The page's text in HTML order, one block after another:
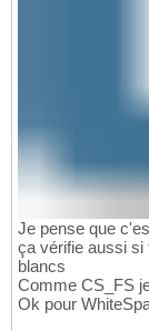
Je pense que
ça vérifie aussi si
blancs
Comme CS_FS
Ok pour